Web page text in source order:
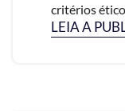
critérios
LEIA A